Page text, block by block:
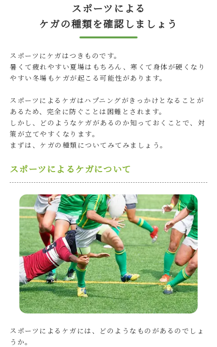
スポーツによる
ケガの種類を確認しましょう
スポーツにケガはつきものです。
暑くて疲れやすい夏場はもちろん、寒くて身体が硬くなり
やすい冬場もケガが起こる可能性があります。
スポーツによるケガはハプニングがきっかけとなることが
あるため、完全に防ぐことは困難とされます。
しかし、どのようなケガがあるのか知っておくことで、対
策が立てやすくなります。
まずは、ケガの種類についてみてみましょう。
スポーツによるケガについて
スポーツによるケガには、どのようなものがあるのでしょ
うか。